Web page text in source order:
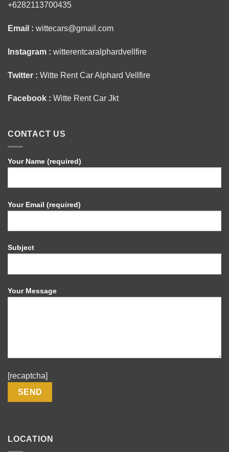
+6282113700435
Email : wittecars@gmail.com
Instagram : witterentcaralphardvellfire
Twitter : Witte Rent Car Alphard Vellfire
Facebook : Witte Rent Car Jkt
CONTACT US
Your Name (required)
Your Email (required)
Subject
Your Message
[recaptcha]
LOCATION